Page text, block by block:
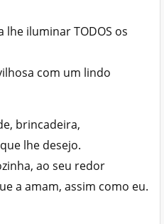
lhe iluminar TODOS os
com um lindo
brincadeira,
lhe desejo.
ao seu redor
a amam, assim como eu.